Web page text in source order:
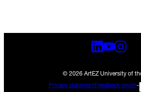
© 2026 ArtEZ University of
Privacy statementFeedback geven-